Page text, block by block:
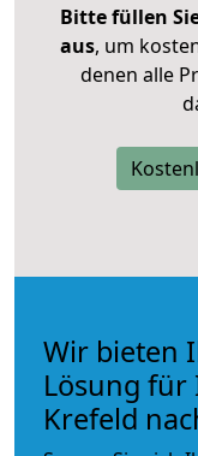
Bitte füllen
aus, um
denen alle
Wir bieten
Lösung für
Krefeld